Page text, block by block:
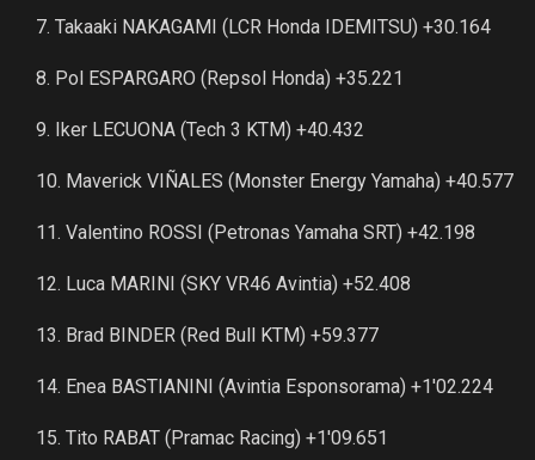
7. Takaaki NAKAGAMI (LCR Honda IDEMITSU) +30.164
8. Pol ESPARGARO (Repsol Honda) +35.221
9. Iker LECUONA (Tech 3 KTM) +40.432
10. Maverick VIÑALES (Monster Energy Yamaha) +40.577
11. Valentino ROSSI (Petronas Yamaha SRT) +42.198
12. Luca MARINI (SKY VR46 Avintia) +52.408
13. Brad BINDER (Red Bull KTM) +59.377
14. Enea BASTIANINI (Avintia Esponsorama) +1'02.224
15. Tito RABAT (Pramac Racing) +1'09.651